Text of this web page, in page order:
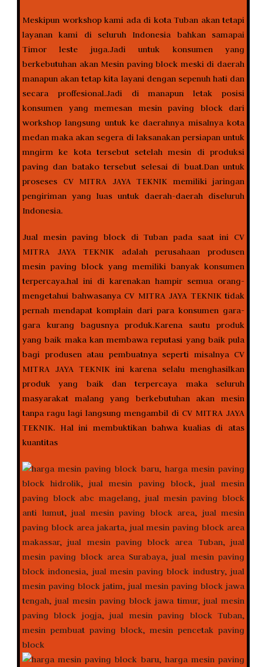
Meskipun workshop kami ada di kota Tuban akan tetapi
layanan kami di seluruh Indonesia bahkan samapai
Timor leste juga.Jadi untuk konsumen yang
berkebutuhan akan Mesin paving block meski di daerah
manapun akan tetap kita layani dengan sepenuh hati dan
secara proffesional.Jadi di manapun letak posisi
konsumen yang memesan mesin paving block dari
workshop langsung untuk ke daerahnya misalnya kota
medan maka akan segera di laksanakan persiapan untuk
mngirm ke kota tersebut setelah mesin di produksi
paving dan batako tersebut selesai di buat.Dan untuk
proseses CV MITRA JAYA TEKNIK memiliki jaringan
pengiriman yang luas untuk daerah-daerah diseluruh
Indonesia.
Jual mesin paving block di Tuban pada saat ini CV
MITRA JAYA TEKNIK adalah perusahaan produsen
mesin paving block yang memiliki banyak konsumen
terpercaya.hal ini di karenakan hampir semua orang-
mengetahui bahwasanya CV MITRA JAYA TEKNIK tidak
pernah mendapat komplain dari para konsumen gara-
gara kurang bagusnya produk.Karena sautu produk
yang baik maka kan membawa reputasi yang baik pula
bagi produsen atau pembuatnya seperti misalnya CV
MITRA JAYA TEKNIK ini karena selalu menghasilkan
produk yang baik dan terpercaya maka seluruh
masyarakat malang yang berkebutuhan akan mesin
tanpa ragu lagi langsung mengambil di CV MITRA JAYA
TEKNIK. Hal ini membuktikan bahwa kualias di atas
kuantitas